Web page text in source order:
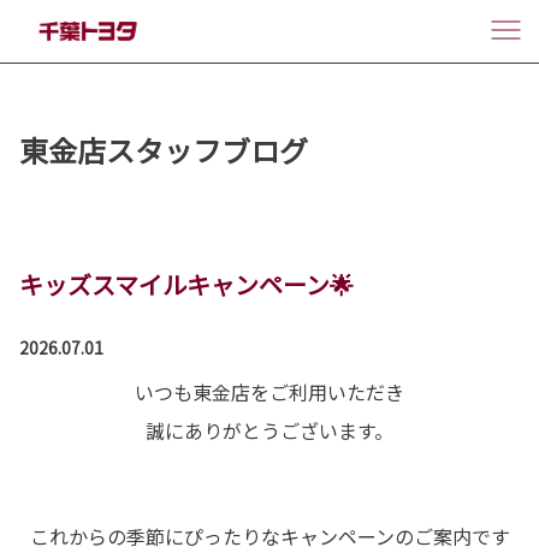
東金店スタッフブログ
キッズスマイルキャンペーン🌟
2026.07.01
いつも東金店をご利用いただき
誠にありがとうございます。
これからの季節にぴったりなキャンペーンのご案内です